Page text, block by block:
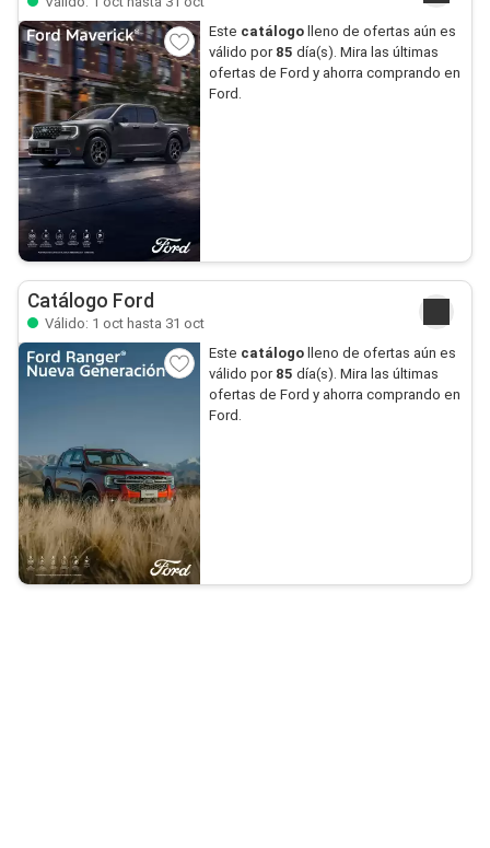
Este catálogolleno de ofertas aún es
válido por 85 día(s). Mira las últimas
ofertas de Ford y ahorra comprando en
Ford.
Catálogo Ford
Válido: 1 oct hasta 31 oct
Este catálogolleno de ofertas aún es
válido por 85 día(s). Mira las últimas
ofertas de Ford y ahorra comprando en
Ford.